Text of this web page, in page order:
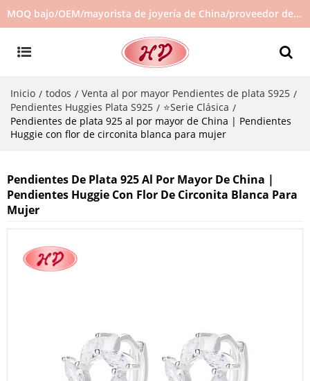
MOQ bajo/OEM/mayorista de joyería de China/proveedor de joyas/joyería de gran venta en stock/no hay joyas de segunda mano
Inicio / todos / Venta al por mayor Pendientes de plata S925 /
Pendientes Huggies Plata S925 / ⭐Serie Clásica /
Pendientes de plata 925 al por mayor de China | Pendientes
Huggie con flor de circonita blanca para mujer
Pendientes De Plata 925 Al Por Mayor De China |
Pendientes Huggie Con Flor De Circonita Blanca Para
Mujer